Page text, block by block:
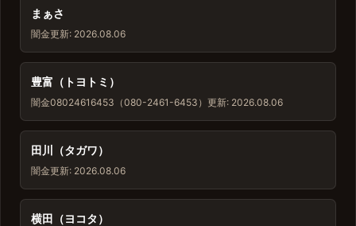
まぁさ
闇金更新: 2026.08.06
豊富（トヨトミ）
闇金08024616453（080-2461-6453） 更新: 2026.08.06
田川（タガワ）
闇金更新: 2026.08.06
横田（ヨコタ）